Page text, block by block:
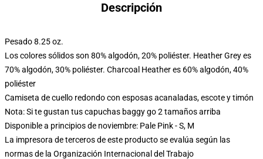
Descripción
Pesado 8.25 oz.
Los colores sólidos son 80% algodón, 20% poliéster. Heather Grey es
70% algodón, 30% poliéster. Charcoal Heather es 60% algodón, 40%
poliéster
Camiseta de cuello redondo con esposas acanaladas, escote y timón
Nota: Si te gustan tus capuchas baggy go 2 tamaños arriba
Disponible a principios de noviembre: Pale Pink - S, M
La impresora de terceros de este producto se evalúa según las
normas de la Organización Internacional del Trabajo